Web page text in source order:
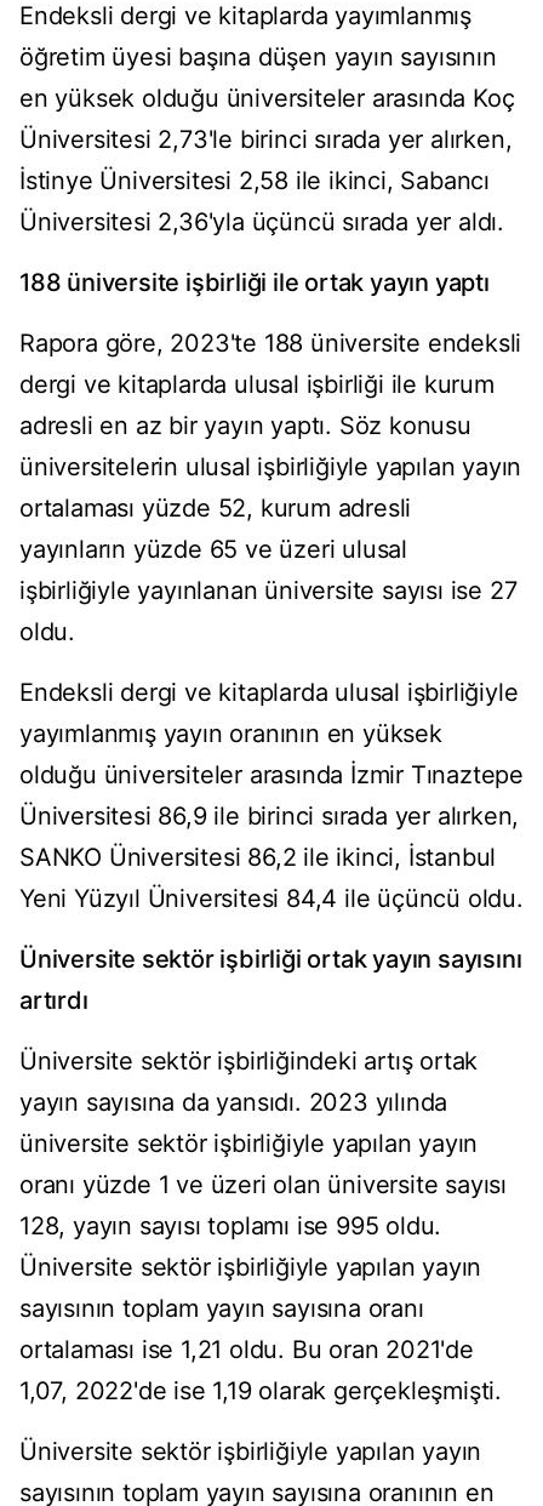
Endeksli dergi ve kitaplarda yayımlanmış
öğretim üyesi başına düşen yayın sayısının
en yüksek olduğu üniversiteler arasında Koç
Üniversitesi 2,73'le birinci sırada yer alırken,
İstinye Üniversitesi 2,58 ile ikinci, Sabancı
Üniversitesi 2,36'yla üçüncü sırada yer aldı.
188 üniversite işbirliği ile ortak yayın yaptı
Rapora göre, 2023'te 188 üniversite endeksli
dergi ve kitaplarda ulusal işbirliği ile kurum
adresli en az bir yayın yaptı. Söz konusu
üniversitelerin ulusal işbirliğiyle yapılan yayın
ortalaması yüzde 52, kurum adresli
yayınların yüzde 65 ve üzeri ulusal
işbirliğiyle yayınlanan üniversite sayısı ise 27
oldu.
Endeksli dergi ve kitaplarda ulusal işbirliğiyle
yayımlanmış yayın oranının en yüksek
olduğu üniversiteler arasında İzmir Tınaztepe
Üniversitesi 86,9 ile birinci sırada yer alırken,
SANKO Üniversitesi 86,2 ile ikinci, İstanbul
Yeni Yüzyıl Üniversitesi 84,4 ile üçüncü oldu.
Üniversite sektör işbirliği ortak yayın sayısını
artırdı
Üniversite sektör işbirliğindeki artış ortak
yayın sayısına da yansıdı. 2023 yılında
üniversite sektör işbirliğiyle yapılan yayın
oranı yüzde 1 ve üzeri olan üniversite sayısı
128, yayın sayısı toplamı ise 995 oldu.
Üniversite sektör işbirliğiyle yapılan yayın
sayısının toplam yayın sayısına oranı
ortalaması ise 1,21 oldu. Bu oran 2021'de
1,07, 2022'de ise 1,19 olarak gerçekleşmişti.
Üniversite sektör işbirliğiyle yapılan yayın
sayısının toplam yayın sayısına oranının en